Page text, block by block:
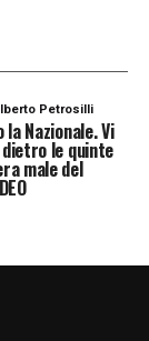
Petrosilli
Nazionale. Vi
dietro le quinte
male del